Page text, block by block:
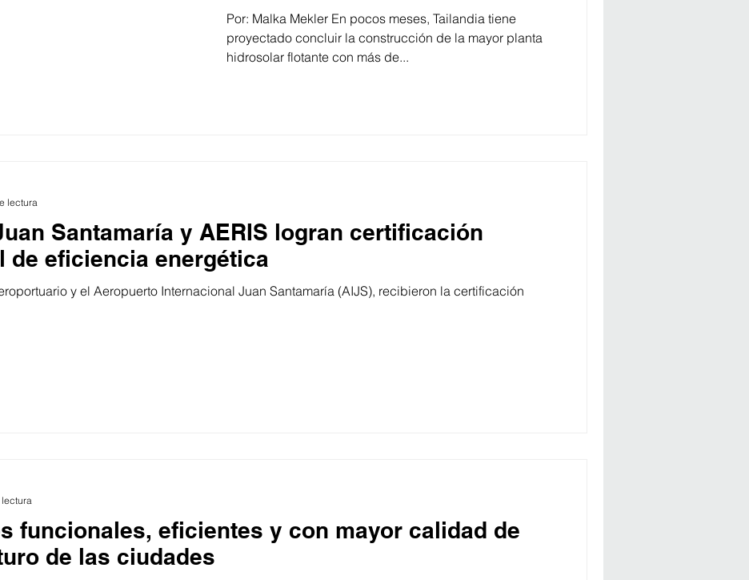
Por: Malka Mekler En pocos meses, Tailandia tiene
proyectado concluir la construcción de la mayor planta
hidrosolar flotante con más de...
Santamaría y AERIS logran certificación
de eficiencia energética
y el Aeropuerto Internacional Juan Santamaría (AIJS), recibieron la certificación
lectura
funcionales, eficientes y con mayor calidad de
de las ciudades